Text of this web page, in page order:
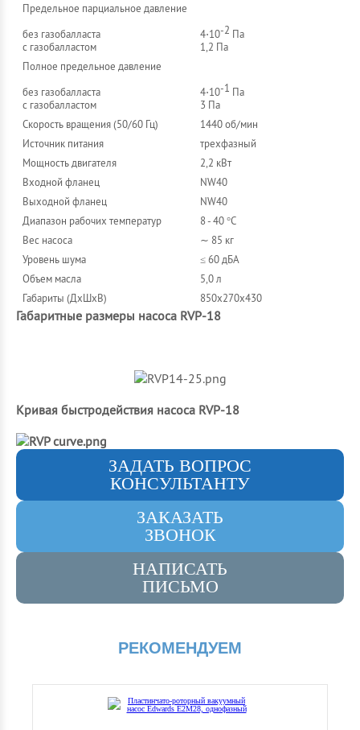
Предельное парциальное давление
без газобалласта
с газобалластом
4⋅10-2 Па
1,2 Па
Полное предельное давление
без газобалласта
с газобалластом
4⋅10-1 Па
3 Па
Скорость вращения (50/60 Гц)
1440 об/мин
Источник питания
трехфазный
Мощность двигателя
2,2 кВт
Входной фланец
NW40
Выходной фланец
NW40
Диапазон рабочих температур
8 - 40 °C
Вес насоса
∼ 85 кг
Уровень шума
≤ 60 дБА
Объем масла
5,0 л
Габариты (ДхШхВ)
850x270x430
Габаритные размеры насоса RVP-18
Кривая быстродействия насоса RVP-18
ЗАДАТЬ ВОПРОС
КОНСУЛЬТАНТУ
ЗАКАЗАТЬ
ЗВОНОК
НАПИСАТЬ
ПИСЬМО
РЕКОМЕНДУЕМ